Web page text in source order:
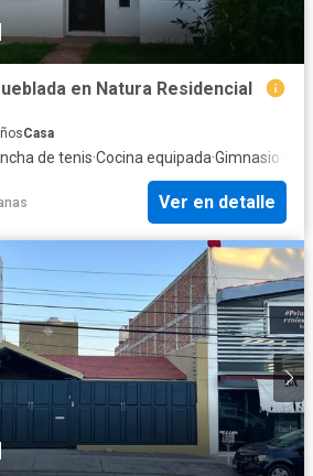
en Natura Residencial
Casa
de tenis·Cocina equipada·Gimnasio
Ver en detalle